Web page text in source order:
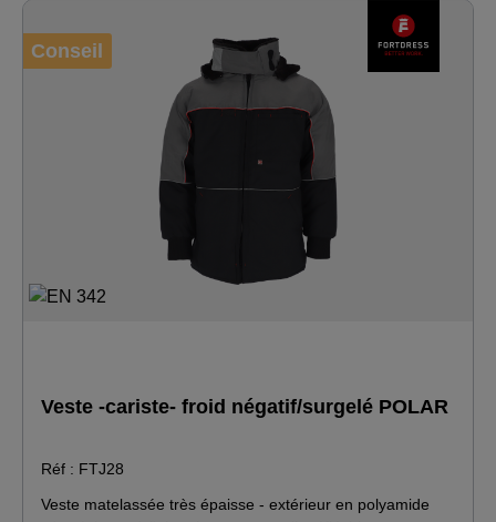
Conseil
Veste -cariste- froid négatif/surgelé POLAR
Réf : FTJ28
Veste matelassée très épaisse - extérieur en polyamide